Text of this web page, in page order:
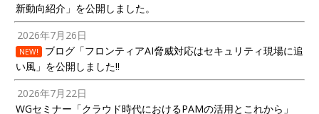
新動向紹介」を公開しました。
2026年7月26日
NEW!
ブログ「フロンティアAI脅威対応はセキュリティ現場に追
い風」を公開しました!!
2026年7月22日
WGセミナー「クラウド時代におけるPAMの活用とこれから」